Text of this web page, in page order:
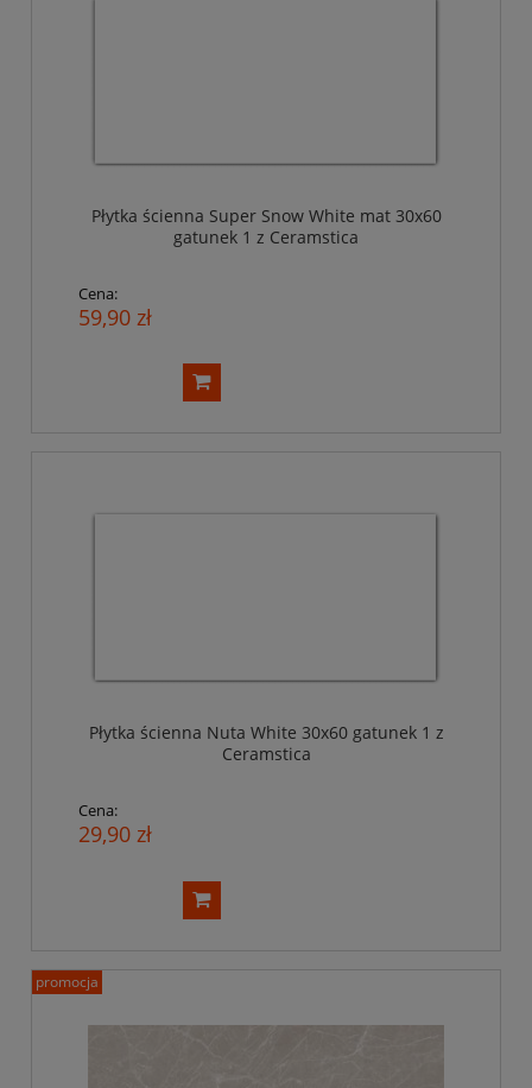
Płytka ścienna Super Snow White mat 30x60
gatunek 1 z Ceramstica
Cena:
59,90 zł
Płytka ścienna Nuta White 30x60 gatunek 1 z
Ceramstica
Cena:
29,90 zł
promocja